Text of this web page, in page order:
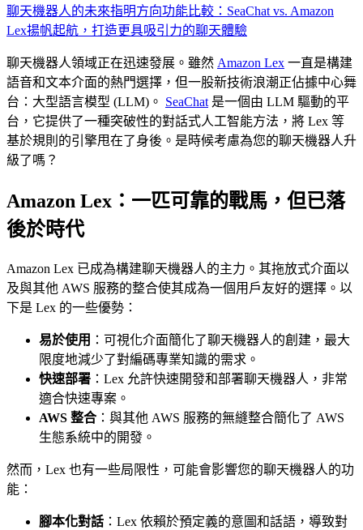
聊天機器人的未來指明方向功能比較：SeaChat vs. Amazon
Lex揚帆起航，打造更具吸引力的聊天體驗
聊天機器人領域正在迅速發展。雖然 Amazon Lex 一直是構建
語音和文本介面的熱門選擇，但一股新技術浪潮正佔據中心舞
台：大型語言模型 (LLM)。 SeaChat 是一個由 LLM 驅動的平
台，它提供了一種突破性的對話式人工智能方法，將 Lex 等
基於規則的引擎甩在了身後。是時候考慮為您的聊天機器人升
級了嗎？
Amazon Lex：一匹可靠的戰馬，但已落
後於時代
Amazon Lex 已成為構建聊天機器人的主力。其拖放式介面以
及與其他 AWS 服務的整合使其成為一個用戶友好的選擇。以
下是 Lex 的一些優勢：
易於使用 ：可視化介面簡化了聊天機器人的創建，最大
限度地減少了對編碼專業知識的需求。
快速部署 ：Lex 允許快速開發和部署聊天機器人，非常
適合快速專案。
AWS 整合 ：與其他 AWS 服務的無縫整合簡化了 AWS
生態系統中的開發。
然而，Lex 也有一些局限性，可能會影響您的聊天機器人的功
能：
腳本化對話 ：Lex 依賴於預定義的意圖和話語，導致對